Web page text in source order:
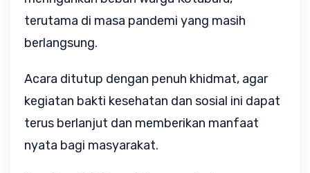
terutama di masa pandemi yang masih
berlangsung.
Acara ditutup dengan penuh khidmat, agar
kegiatan bakti kesehatan dan sosial ini dapat
terus berlanjut dan memberikan manfaat
nyata bagi masyarakat.